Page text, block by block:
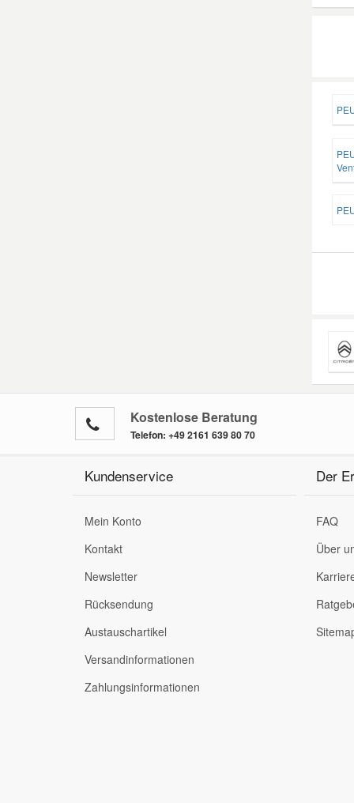
Kostenlose Beratung
Telefon: +49 2161 639 80 70
Kundenservice
Mein Konto
Kontakt
Newsletter
Rücksendung
Austauschartikel
Versandinformationen
Zahlungsinformationen
Der
FAQ
Über